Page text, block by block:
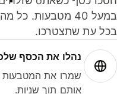
במעל 40 מטבעות.
עת שתצטרכו.
נהלו את הכסף
שמרו את המטבעות
אותם תוך שניות.